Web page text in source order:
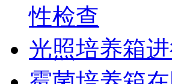
性检查
光照培养箱